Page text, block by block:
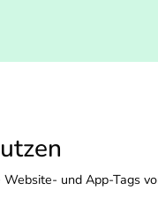
und App-Tags